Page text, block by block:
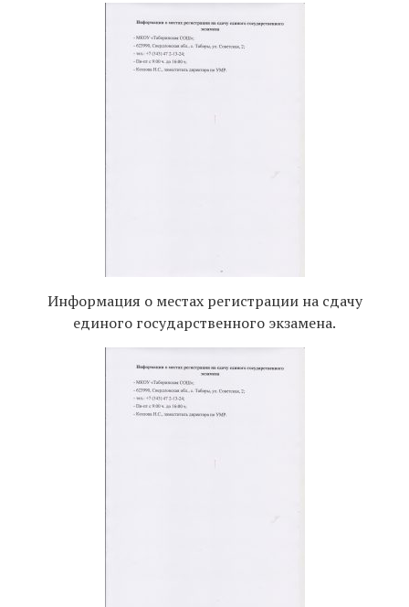
Информация о местах регистрации на сдачу
единого государственного экзамена.